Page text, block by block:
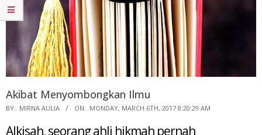
Akibat Menyombongkan Ilmu
2017-
BY: MIRNA AULIA ON: MONDAY, MARCH 6TH, 2017 8:20:29 AM
Alkisah, seorang ahli hikmah pernah